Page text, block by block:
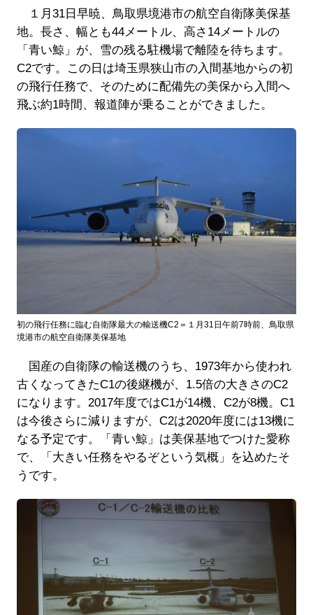
１月31日早暁、鳥取県境港市の航空自衛隊美保基
地。長さ、幅とも44メートル、高さ14メートルの
「青い鯨」が、雪の残る駐機場で離陸を待ちます。
C2です。この日は埼玉県狭山市の入間基地からの初
の飛行任務で、そのために配備先の美保から入間へ
飛ぶ約1時間、報道陣が乗ることができました。
初の飛行任務に臨む自衛隊最大の輸送機C2＝１月31日午前7時前、鳥取県
境港市の航空自衛隊美保基地
国産の自衛隊の輸送機のうち、1973年から使われ
古くなってきたC1の後継機が、1.5倍の大きさのC2
になります。2017年度ではC1が14機、C2が8機。C1
は今後さらに減りますが、C2は2020年度には13機に
なる予定です。「青い鯨」は美保基地でつけた愛称
で、「大きい任務をやるぞという気概」を込めたそ
うです。